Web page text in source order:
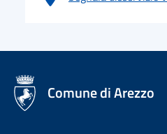
logo Unione Europea
Comune di Arezzo